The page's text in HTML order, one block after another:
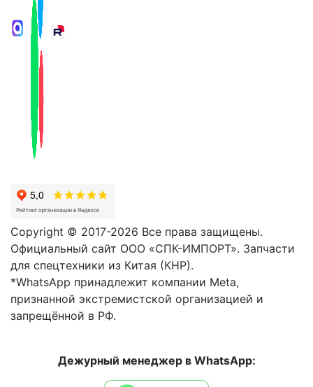
Copyright © 2017-2026 Все права защищены.
Официальный сайт ООО «СПК-ИМПОРТ». Запчасти
для спецтехники из Китая (КНР).
*WhatsApp принадлежит компании Meta,
признанной экстремистской организацией и
запрещённой в РФ.
Дежурный менеджер в WhatsApp: